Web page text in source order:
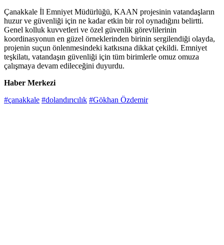
Çanakkale İl Emniyet Müdürlüğü, KAAN projesinin vatandaşların
huzur ve güvenliği için ne kadar etkin bir rol oynadığını belirtti.
Genel kolluk kuvvetleri ve özel güvenlik görevlilerinin
koordinasyonun en güzel örneklerinden birinin sergilendiği olayda,
projenin suçun önlenmesindeki katkısına dikkat çekildi. Emniyet
teşkilatı, vatandaşın güvenliği için tüm birimlerle omuz omuza
çalışmaya devam edileceğini duyurdu.
Haber Merkezi
#çanakkale #dolandırıcılık #Gökhan Özdemir